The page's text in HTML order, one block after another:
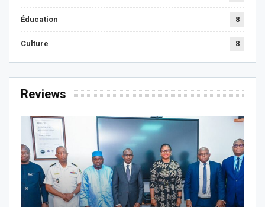
Éducation 8
Culture 8
Reviews